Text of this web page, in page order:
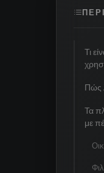
Τι
Πώς
Τα
με